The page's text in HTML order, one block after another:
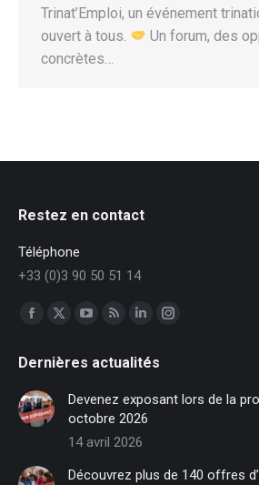
Trinat’Emploi, un événement
ouvert à tous.
Un forum, des
concrètes…
Restez en contact
Téléphone
+33 (0)3 90 50 51 14
Trouvez nous sur :
Facebook
opens
in
new
window
X
opens
new
window
YouTube
opens
in
new
window
RSS
opens
in
new
window
LinkedIn
opens
in
new
window
Instagram
in
Dernières actualités
Devenez exposant lors de la
octobre 2026
14 avril 2026
Découvrez plus de 140 offres